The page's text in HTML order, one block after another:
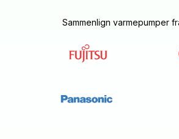
Sammenlign varmepumper